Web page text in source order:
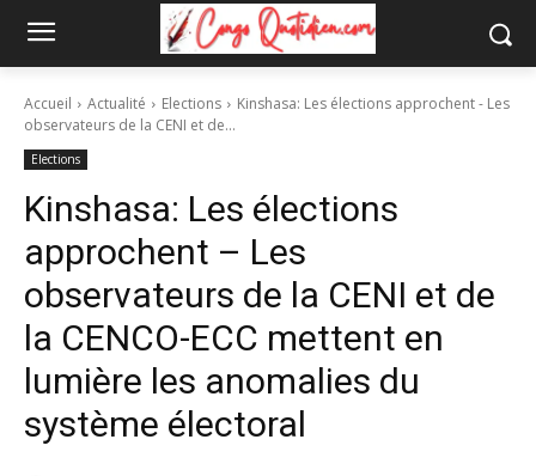
Accueil Actualité Elections
Kinshasa: Les élections approchent - Les
observateurs de la CENI et de...
Elections
Kinshasa: Les élections
approchent – Les
observateurs de la CENI et de
la CENCO-ECC mettent en
lumière les anomalies du
système électoral